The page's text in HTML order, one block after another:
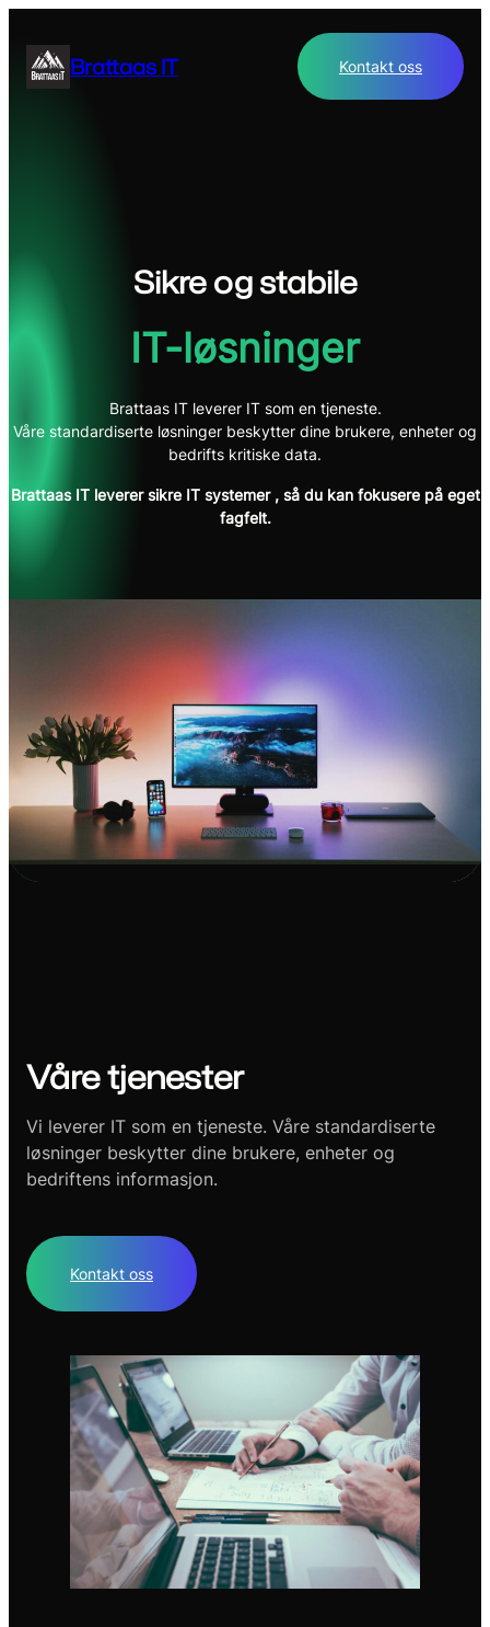
contentBrattaas IT Kontakt oss
Sikre og stabile
IT-løsninger
Brattaas IT leverer IT som en tjeneste.
Våre standardiserte løsninger beskytter dine brukere, enheter og
bedrifts kritiske data.
Brattaas IT leverer sikre IT systemer , så du kan fokusere på eget
fagfelt.
Våre tjenester
Vi leverer IT som en tjeneste. Våre standardiserte
løsninger beskytter dine brukere, enheter og
bedriftens informasjon.
Kontakt oss